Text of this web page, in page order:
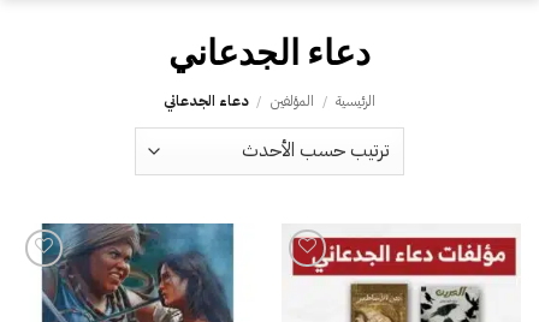
دعاء الجدعاني
الرئيسية / المؤلفين / دعاء الجدعاني
إضافة
إضافة
إلى
قائمة